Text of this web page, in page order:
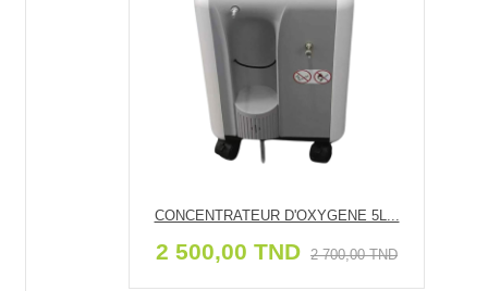
CONCENTRATEUR D'OXYGENE 5L...
2 500,00 TND 2 700,00 TND